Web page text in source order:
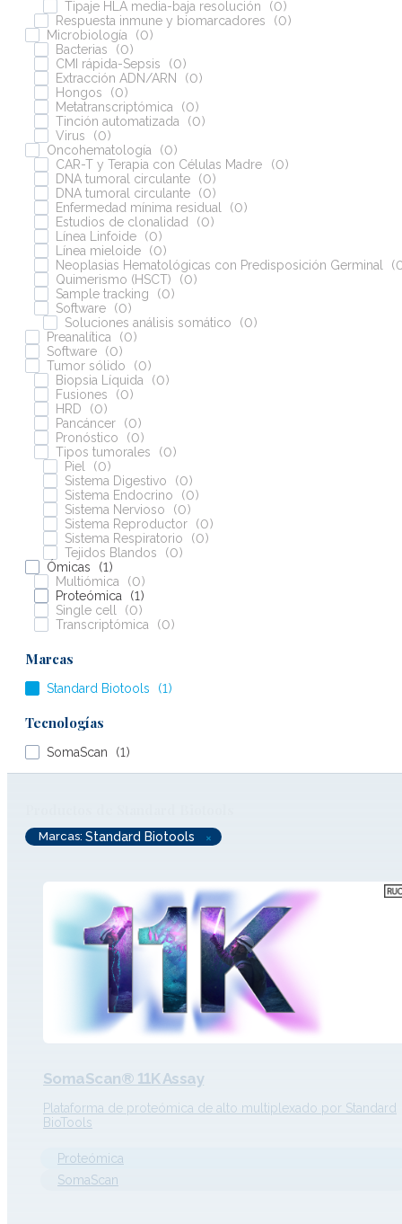
Tipaje HLA media-baja resolución
(0)
Respuesta inmune y biomarcadores
(0)
Microbiología
(0)
Bacterias
(0)
CMI rápida-Sepsis
(0)
Extracción ADN/ARN
(0)
Hongos
(0)
Metatranscriptómica
(0)
Tinción automatizada
(0)
Virus
(0)
Oncohematología
(0)
CAR-T y Terapia con Células Madre
(0)
DNA tumoral circulante
(0)
DNA tumoral circulante
(0)
Enfermedad mínima residual
(0)
Estudios de clonalidad
(0)
Línea Linfoide
(0)
Línea mieloide
(0)
Neoplasias Hematológicas con Predisposición Germinal
(
Quimerismo (HSCT)
(0)
Sample tracking
(0)
Software
(0)
Soluciones análisis somático
(0)
Preanalítica
(0)
Software
(0)
Tumor sólido
(0)
Biopsia Líquida
(0)
Fusiones
(0)
HRD
(0)
Pancáncer
(0)
Pronóstico
(0)
Tipos tumorales
(0)
Piel
(0)
Sistema Digestivo
(0)
Sistema Endocrino
(0)
Sistema Nervioso
(0)
Sistema Reproductor
(0)
Sistema Respiratorio
(0)
Tejidos Blandos
(0)
Ómicas
(1)
Multiómica
(0)
Proteómica
(1)
Single cell
(0)
Transcriptómica
(0)
Marcas
Standard Biotools (1)
Tecnologías
SomaScan (1)
Marcas: Standard Biotools ×
SomaScan® 11K Assay
Plataforma de proteómica de alto multiplexado por Standard
BioTools
Proteómica
SomaScan